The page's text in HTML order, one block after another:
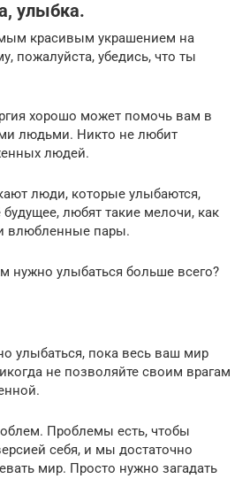
улыбка.
красивым украшением на
пожалуйста, убедись, что ты
хорошо может помочь вам в
людьми. Никто не любит
людей.
люди, которые улыбаются,
любят такие мелочи, как
влюбленные пары.
нужно улыбаться больше всего?
улыбаться, пока весь ваш мир
не позволяйте своим врагам
Проблемы есть, чтобы
себя, и мы достаточно
мир. Просто нужно загадать